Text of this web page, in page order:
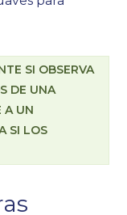
SI OBSERVA
DE UNA
A UN
SI LOS